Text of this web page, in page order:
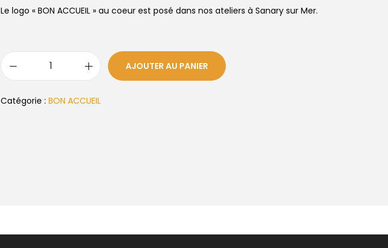
Le logo « BON ACCUEIL » au coeur est posé dans nos ateliers à Sanary sur Mer.
AJOUTER AU PANIER
Catégorie : BON ACCUEIL